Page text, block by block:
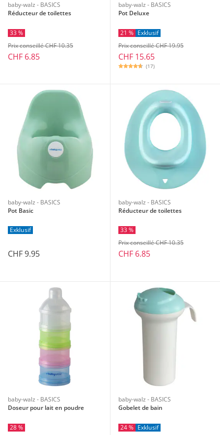
baby-walz - BASICS
Réducteur de toilettes
33 %
CHF 6.85
Prix conseillé CHF 10.35
baby-walz - BASICS
Pot Deluxe
21 % Exklusif
CHF 15.65
Prix conseillé CHF 19.95
(17)
baby-walz - BASICS
Pot Basic
Exklusif
CHF 9.95
baby-walz - BASICS
Réducteur de toilettes
33 %
CHF 6.85
Prix conseillé CHF 10.35
baby-walz - BASICS
Doseur pour lait en poudre
28 %
baby-walz - BASICS
Gobelet de bain
24 % Exklusif